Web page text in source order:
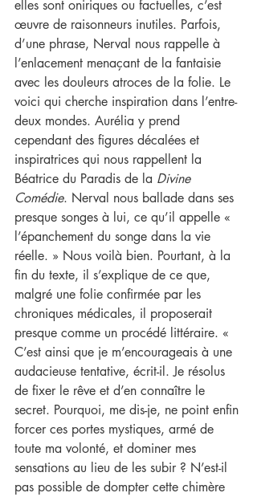
elles sont oniriques ou factuelles, c’est
œuvre de raisonneurs inutiles. Parfois,
d’une phrase, Nerval nous rappelle à
l’enlacement menaçant de la fantaisie
avec les douleurs atroces de la folie. Le
voici qui cherche inspiration dans l’entre-
deux mondes. Aurélia y prend
cependant des figures décalées et
inspiratrices qui nous rappellent la
Béatrice du Paradis de la Divine
Comédie. Nerval nous ballade dans ses
presque songes à lui, ce qu’il appelle «
l’épanchement du songe dans la vie
réelle. » Nous voilà bien. Pourtant, à la
fin du texte, il s’explique de ce que,
malgré une folie confirmée par les
chroniques médicales, il proposerait
presque comme un procédé littéraire. «
C’est ainsi que je m’encourageais à une
audacieuse tentative, écrit-il. Je résolus
de fixer le rêve et d’en connaître le
secret. Pourquoi, me dis-je, ne point enfin
forcer ces portes mystiques, armé de
toute ma volonté, et dominer mes
sensations au lieu de les subir ? N’est-il
pas possible de dompter cette chimère